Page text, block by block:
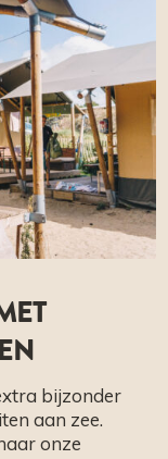
bijzonder
aan zee.
onze